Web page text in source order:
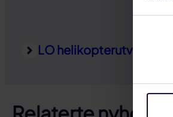
LO helikopterutvalg